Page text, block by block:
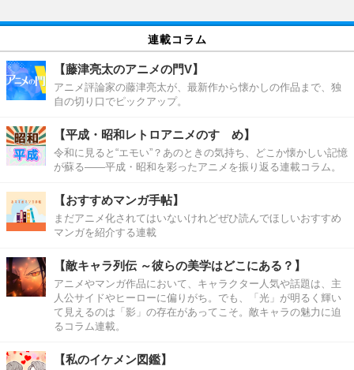
連載コラム
【藤津亮太のアニメの門V】
アニメ評論家の藤津亮太が、最新作から懐かしの作品まで、独
自の切り口でピックアップ。
【平成・昭和レトロアニメのすゝめ】
令和に見ると“エモい”？あのときの気持ち、どこか懐かしい記憶
が蘇る――平成・昭和を彩ったアニメを振り返る連載コラム。
【おすすめマンガ手帖】
まだアニメ化されてはいないけれどぜひ読んでほしいおすすめ
マンガを紹介する連載
【敵キャラ列伝 ～彼らの美学はどこにある？】
アニメやマンガ作品において、キャラクター人気や話題は、主
人公サイドやヒーローに偏りがち。でも、「光」が明るく輝い
て見えるのは「影」の存在があってこそ。敵キャラの魅力に迫
るコラム連載。
【私のイケメン図鑑】